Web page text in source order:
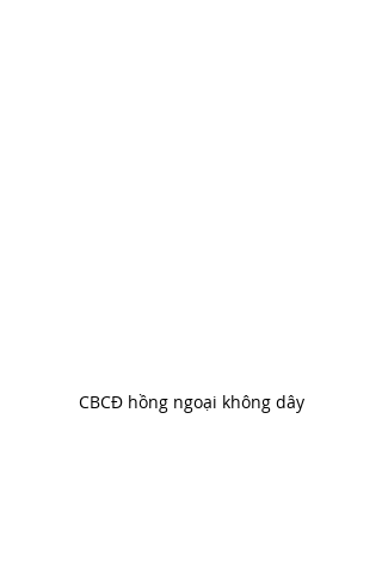
CBCĐ hồng ngoại không dây